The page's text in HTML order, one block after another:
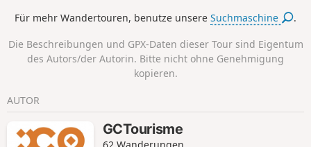
Für mehr Wandertouren, benutze unsereSuchmaschine .
Die Beschreibungen und GPX-Daten dieser Tour sind Eigentum
des Autors/der Autorin. Bitte nicht ohne Genehmigung
kopieren.
AUTOR
GCTourisme